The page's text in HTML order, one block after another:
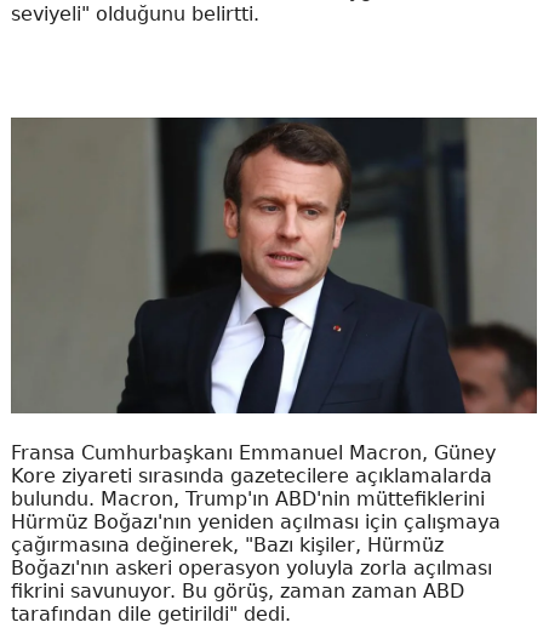
seviyeli" olduğunu belirtti.
Fransa Cumhurbaşkanı Emmanuel Macron, Güney
Kore ziyareti sırasında gazetecilere açıklamalarda
bulundu. Macron, Trump'ın ABD'nin müttefiklerini
Hürmüz Boğazı'nın yeniden açılması için çalışmaya
çağırmasına değinerek, "Bazı kişiler, Hürmüz
Boğazı'nın askeri operasyon yoluyla zorla açılması
fikrini savunuyor. Bu görüş, zaman zaman ABD
tarafından dile getirildi" dedi.